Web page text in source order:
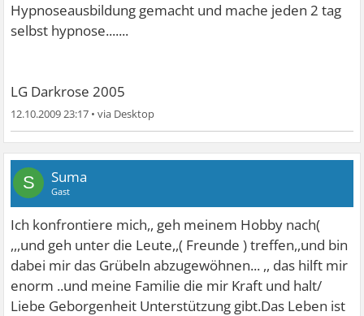
Hypnoseausbildung gemacht und mache jeden 2 tag
selbst hypnose.......
LG Darkrose 2005
12.10.2009 23:17 •
S Suma
Gast
Ich konfrontiere mich,, geh meinem Hobby nach(
,,,und geh unter die Leute,,( Freunde ) treffen,,und bin
dabei mir das Grübeln abzugewöhnen... ,, das hilft mir
enorm ..und meine Familie die mir Kraft und halt/
Liebe Geborgenheit Unterstützung gibt.Das Leben ist